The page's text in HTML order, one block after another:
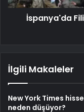
İspanya'da
İlgili Makaleler
New York Times
neden düşüyor?